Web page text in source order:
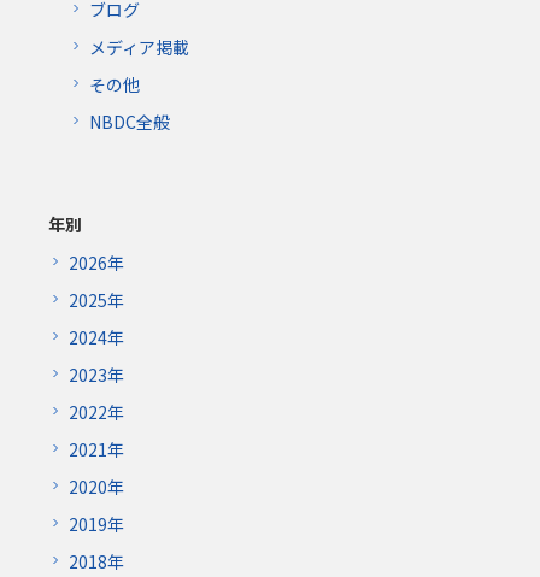
ブログ
メディア掲載
その他
NBDC全般
年別
2026年
2025年
2024年
2023年
2022年
2021年
2020年
2019年
2018年